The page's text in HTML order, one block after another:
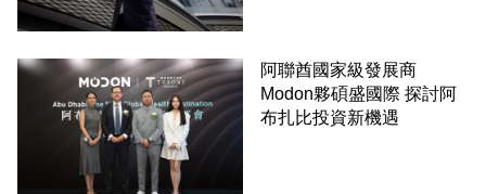
阿聯酋國家級發展商
Modon夥碩盛國際 探討阿
布扎比投資新機遇